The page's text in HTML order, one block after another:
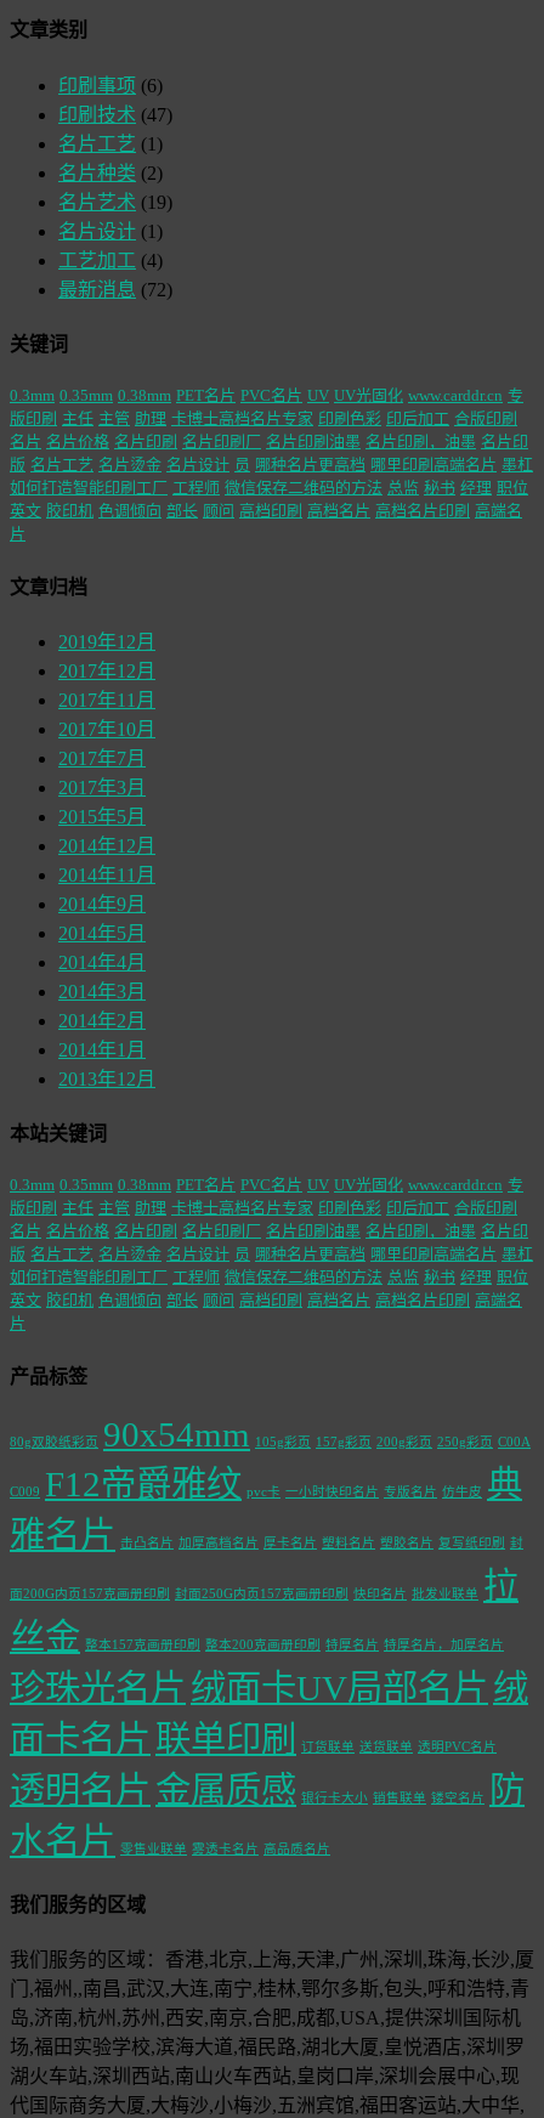
文章类别
印刷事项 (6)
印刷技术 (47)
名片工艺 (1)
名片种类 (2)
名片艺术 (19)
名片设计 (1)
工艺加工 (4)
最新消息 (72)
关键词
0.3mm 0.35mm 0.38mm PET名片 PVC名片 UV UV光固化 www.carddr.cn 专
版印刷 主任 主管 助理 卡博士高档名片专家 印刷色彩 印后加工 合版印刷
名片 名片价格 名片印刷 名片印刷厂 名片印刷油墨 名片印刷，油墨 名片印
版 名片工艺 名片烫金 名片设计 员 哪种名片更高档 哪里印刷高端名片 墨杠
如何打造智能印刷工厂 工程师 微信保存二维码的方法 总监 秘书 经理 职位
英文 胶印机 色调倾向 部长 顾问 高档印刷 高档名片 高档名片印刷 高端名
片
文章归档
2019年12月
2017年12月
2017年11月
2017年10月
2017年7月
2017年3月
2015年5月
2014年12月
2014年11月
2014年9月
2014年5月
2014年4月
2014年3月
2014年2月
2014年1月
2013年12月
本站关键词
0.3mm 0.35mm 0.38mm PET名片 PVC名片 UV UV光固化 www.carddr.cn 专
版印刷 主任 主管 助理 卡博士高档名片专家 印刷色彩 印后加工 合版印刷
名片 名片价格 名片印刷 名片印刷厂 名片印刷油墨 名片印刷，油墨 名片印
版 名片工艺 名片烫金 名片设计 员 哪种名片更高档 哪里印刷高端名片 墨杠
如何打造智能印刷工厂 工程师 微信保存二维码的方法 总监 秘书 经理 职位
英文 胶印机 色调倾向 部长 顾问 高档印刷 高档名片 高档名片印刷 高端名
片
产品标签
80g双胶纸彩页 90x54mm 105g彩页 157g彩页 200g彩页 250g彩页 C00A
C009 F12帝爵雅纹 pvc卡 一小时快印名片 专版名片 仿牛皮 典
雅名片 击凸名片 加厚高档名片 厚卡名片 塑料名片 塑胶名片 复写纸印刷 封
面200G内页157克画册印刷 封面250G内页157克画册印刷 快印名片 批发业联单 拉
丝金 整本157克画册印刷 整本200克画册印刷 特厚名片 特厚名片，加厚名片
珍珠光名片 绒面卡UV局部名片 绒
面卡名片 联单印刷 订货联单 送货联单 透明PVC名片
透明名片 金属质感 银行卡大小 销售联单 镂空名片
防
水名片 零售业联单 雾透卡名片 高品质名片
我们服务的区域
我们服务的区域：香港,北京,上海,天津,广州,深圳,珠海,长沙,厦
门,福州,,南昌,武汉,大连,南宁,桂林,鄂尔多斯,包头,呼和浩特,青
岛,济南,杭州,苏州,西安,南京,合肥,成都,USA,提供深圳国际机
场,福田实验学校,滨海大道,福民路,湖北大厦,皇悦酒店,深圳罗
湖火车站,深圳西站,南山火车西站,皇岗口岸,深圳会展中心,现
代国际商务大厦,大梅沙,小梅沙,五洲宾馆,福田客运站,大中华,